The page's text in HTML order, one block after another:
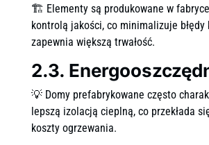
🏗 Elementy są produkowane w fabryce
kontrolą jakości, co minimalizuje
zapewnia większą trwałość.
2.3.
💡 Domy prefabrykowane często
lepszą izolacją cieplną, co przekłada
koszty ogrzewania.